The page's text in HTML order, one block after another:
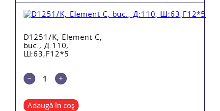
D1251/K, Element C,
buc., Д:110,
Ш:63,F12*5
Adaugă în coș